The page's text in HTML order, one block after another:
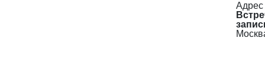
Адрес